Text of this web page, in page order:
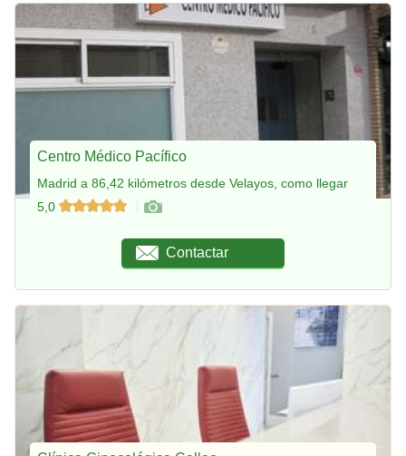
Centro Médico Pacífico
Madrid a 86,42 kilómetros desde Velayos, como llegar
5,0
Contactar